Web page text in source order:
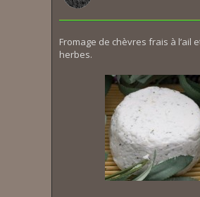
Fromage de chèvres frais à l’ail
herbes.